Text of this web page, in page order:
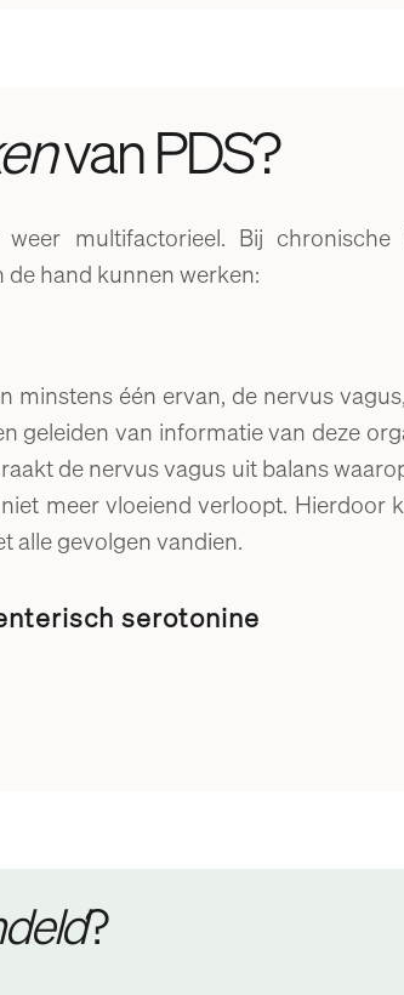
van PDS?
multifactorieel. Bij
hand kunnen werken:
minstens één ervan, de nervus
geleiden van informatie van deze
de nervus vagus uit balans
meer vloeiend verloopt. Hierdoor
alle gevolgen vandien.
serotonine
?